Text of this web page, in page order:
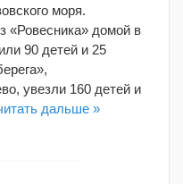
моря.
«Ровесника» домой в
90 детей и 25
увезли 160 детей и
дальше »